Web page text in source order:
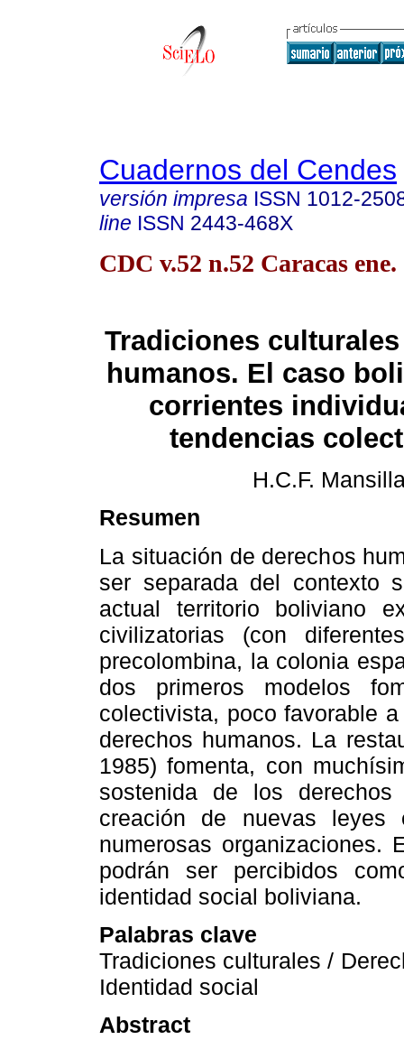
Cuadernos del Cendes
versión impresa ISSN 1012-
line ISSN 2443-468X
CDC v.52 n.52 Caracas ene.
Tradiciones
humanos. El caso
corrientes
tendencias
H.C.F.
Resumen
La situación de derechos
ser separada del contexto
actual territorio boliviano
civilizatorias (con
precolombina, la colonia
dos primeros modelos
colectivista, poco favorable
derechos humanos. La
1985) fomenta, con
sostenida de los
creación de nuevas
numerosas organizaciones.
podrán ser percibidos
identidad social boliviana.
Palabras clave
Tradiciones culturales /
Identidad social
Abstract